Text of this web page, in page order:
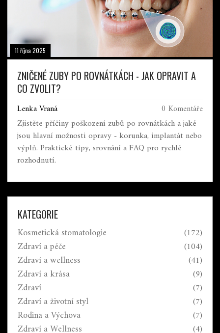
11 října 2025
ZNIČENÉ ZUBY PO ROVNÁTKÁCH - JAK OPRAVIT A
CO ZVOLIT?
Lenka Vraná 0 Komentáře
Zjistěte příčiny poškození zubů po rovnátkách a jaké
jsou hlavní možnosti opravy - korunka, implantát nebo
výplň. Praktické tipy, srovnání a FAQ pro rychlé
rozhodnutí.
KATEGORIE
Kosmetická stomatologie (172)
Zdraví a péče (104)
Zdraví a wellness (41)
Zdraví a krása (9)
Zdraví (7)
Zdraví a životní styl (7)
Rodina a Výchova (7)
Zdraví a Wellness (4)